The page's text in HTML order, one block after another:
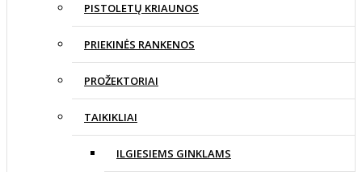
PISTOLETŲ KRIAUNOS
PRIEKINĖS RANKENOS
PROŽEKTORIAI
TAIKIKLIAI
ILGIESIEMS GINKLAMS